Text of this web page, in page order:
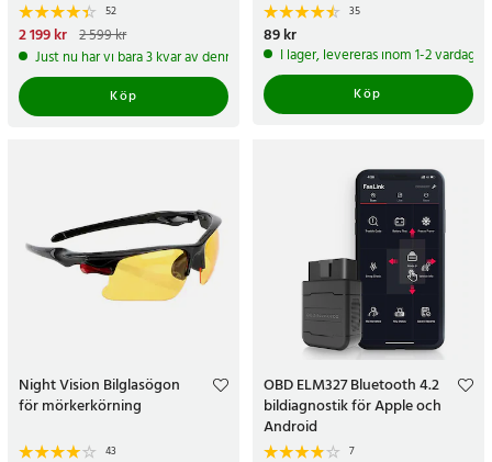
52
Nuvarande pris:
2 199 krTidigare pris:2 599 kr
2 199 kr 2 599 kr
Just nu har vi bara 3 kvar av denna produkt
Köp
35
Pris:89 kr
89 kr
I lager, levereras inom 1-2 vardagar
Köp
Night Vision Bilglasögon
för mörkerkörning
43
OBD ELM327 Bluetooth 4.2
bildiagnostik för Apple och
Android
7